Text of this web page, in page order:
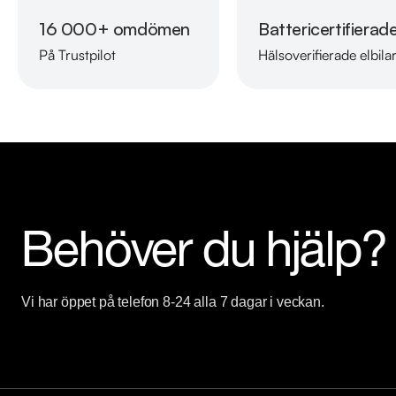
Kontakta anläggningen för mer information.
Telefontider:
Välkomna!
16 000+ omdömen
På Trustpilot Hälsoverifierade elbilar
Behöver du hjälp?
Vi har öppet på telefon 8-24 alla 7 dagar i veckan.